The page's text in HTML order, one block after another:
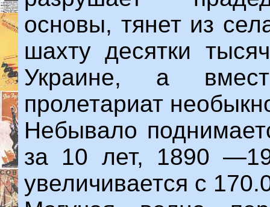
основы, тянет из
шахту десятки
Украине, а
пролетариат
Небывало
за 10 лет, 1890
увеличивается с